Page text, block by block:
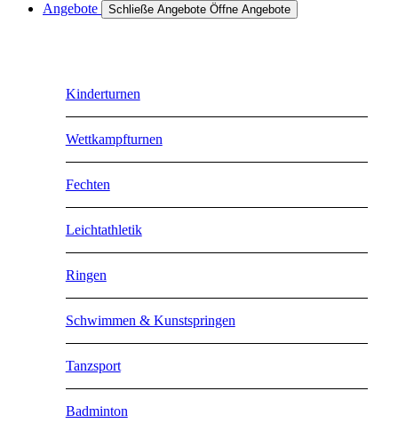
Angebote Schließe Angebote Öffne Angebote
Kinderturnen
Wettkampfturnen
Fechten
Leichtathletik
Ringen
Schwimmen & Kunstspringen
Tanzsport
Badminton